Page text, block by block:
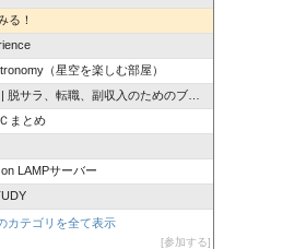
る！
（星空を楽しむ部屋）
サラ、転職、副収入のためのブログ
まとめ
LAMPサーバー
カテゴリを全て表示
参加する